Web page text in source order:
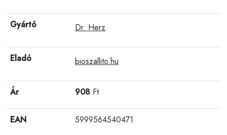
Gyártó Dr. Herz
Eladó bioszallito.hu
Ár 908 Ft
EAN 5999564540471